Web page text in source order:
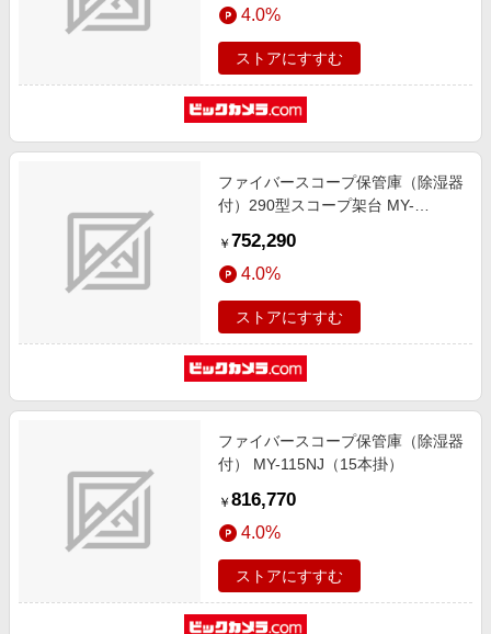
4.0%
ストアにすすむ
ファイバースコープ保管庫（除湿器
付）290型スコープ架台 MY-
￥ 752,290
4.0%
ストアにすすむ
ファイバースコープ保管庫（除湿器
付） MY-115NJ（15本掛）
￥ 816,770
4.0%
ストアにすすむ